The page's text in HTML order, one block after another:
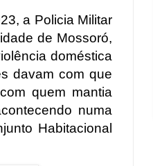
a Policia Militar
de Mossoró,
doméstica
davam com que
quem mantia
numa
Habitacional